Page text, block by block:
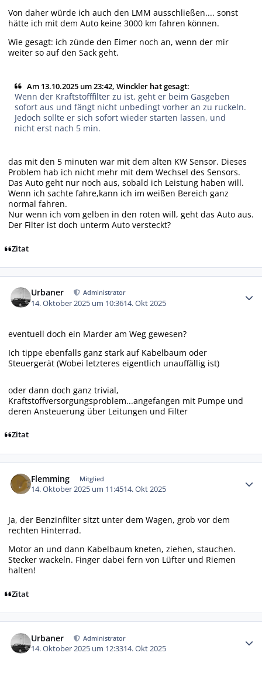
Von daher würde ich auch den LMM ausschließen.... sonst
hätte ich mit dem Auto keine 3000 km fahren können.
Wie gesagt: ich zünde den Eimer noch an, wenn der mir
weiter so auf den Sack geht.
Am 13.10.2025 um 23:42, Winckler hat gesagt:
Wenn der Kraftstofffilter zu ist, geht er beim Gasgeben
sofort aus und fängt nicht unbedingt vorher an zu ruckeln.
Jedoch sollte er sich sofort wieder starten lassen, und
nicht erst nach 5 min.
das mit den 5 minuten war mit dem alten KW Sensor. Dieses
Problem hab ich nicht mehr mit dem Wechsel des Sensors.
Das Auto geht nur noch aus, sobald ich Leistung haben will.
Wenn ich sachte fahre,kann ich im weißen Bereich ganz
normal fahren.
Nur wenn ich vom gelben in den roten will, geht das Auto aus.
Der Filter ist doch unterm Auto versteckt?
Zitat
Urbaner Administrator
14. Oktober 2025 um 10:3614. Okt 2025
eventuell doch ein Marder am Weg gewesen?
Ich tippe ebenfalls ganz stark auf Kabelbaum oder
Steuergerät (Wobei letzteres eigentlich unauffällig ist)
oder dann doch ganz trivial,
Kraftstoffversorgungsproblem...angefangen mit Pumpe und
deren Ansteuerung über Leitungen und Filter
Zitat
Flemming Mitglied
14. Oktober 2025 um 11:4514. Okt 2025
Ja, der Benzinfilter sitzt unter dem Wagen, grob vor dem
rechten Hinterrad.
Motor an und dann Kabelbaum kneten, ziehen, stauchen.
Stecker wackeln. Finger dabei fern von Lüfter und Riemen
halten!
Zitat
Urbaner Administrator
14. Oktober 2025 um 12:3314. Okt 2025